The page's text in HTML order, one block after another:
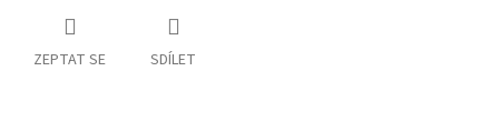
ZEPTAT SE SDÍLET